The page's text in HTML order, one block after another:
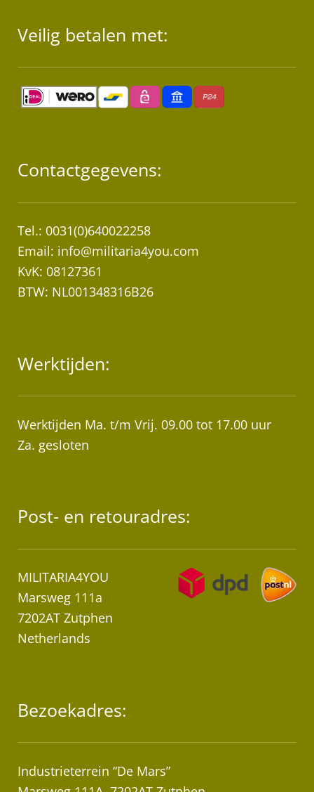
Veilig betalen met:
Contactgegevens:
Tel.: 0031(0)640022258
Email: info@militaria4you.com
KvK: 08127361
BTW: NL001348316B26
Werktijden:
Werktijden Ma. t/m Vrij. 09.00 tot 17.00 uur
Za. gesloten
Post- en retouradres:
MILITARIA4YOU
Marsweg 111a
7202AT Zutphen
Netherlands
Bezoekadres:
Industrieterrein “De Mars”